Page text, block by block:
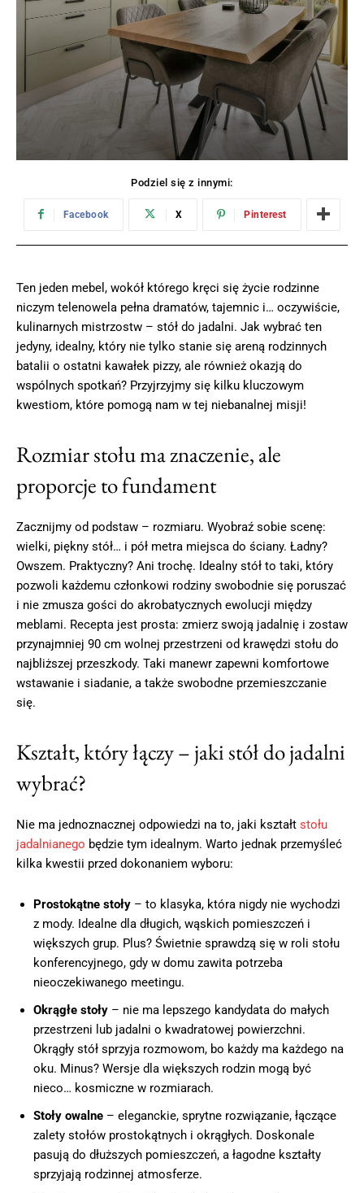
Podziel się z innymi:
Facebook X Pinterest
Ten jeden mebel, wokół którego kręci się życie rodzinne
niczym telenowela pełna dramatów, tajemnic i… oczywiście,
kulinarnych mistrzostw – stół do jadalni. Jak wybrać ten
jedyny, idealny, który nie tylko stanie się areną rodzinnych
batalii o ostatni kawałek pizzy, ale również okazją do
wspólnych spotkań? Przyjrzyjmy się kilku kluczowym
kwestiom, które pomogą nam w tej niebanalnej misji!
Rozmiar stołu ma znaczenie, ale
proporcje to fundament
Zacznijmy od podstaw – rozmiaru. Wyobraź sobie scenę:
wielki, piękny stół… i pół metra miejsca do ściany. Ładny?
Owszem. Praktyczny? Ani trochę. Idealny stół to taki, który
pozwoli każdemu członkowi rodziny swobodnie się poruszać
i nie zmusza gości do akrobatycznych ewolucji między
meblami. Recepta jest prosta: zmierz swoją jadalnię i zostaw
przynajmniej 90 cm wolnej przestrzeni od krawędzi stołu do
najbliższej przeszkody. Taki manewr zapewni komfortowe
wstawanie i siadanie, a także swobodne przemieszczanie
się.
Kształt, który łączy – jaki stół do jadalni
wybrać?
Nie ma jednoznacznej odpowiedzi na to, jaki kształt stołu
jadalnianego będzie tym idealnym. Warto jednak przemyśleć
kilka kwestii przed dokonaniem wyboru:
Prostokątne stoły – to klasyka, która nigdy nie wychodzi
z mody. Idealne dla długich, wąskich pomieszczeń i
większych grup. Plus? Świetnie sprawdzą się w roli stołu
konferencyjnego, gdy w domu zawita potrzeba
nieoczekiwanego meetingu.
Okrągłe stoły – nie ma lepszego kandydata do małych
przestrzeni lub jadalni o kwadratowej powierzchni.
Okrągły stół sprzyja rozmowom, bo każdy ma każdego na
oku. Minus? Wersje dla większych rodzin mogą być
nieco… kosmiczne w rozmiarach.
Stoły owalne – eleganckie, sprytne rozwiązanie, łączące
zalety stołów prostokątnych i okrągłych. Doskonale
pasują do dłuższych pomieszczeń, a łagodne kształty
sprzyjają rodzinnej atmosferze.